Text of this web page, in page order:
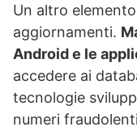
Un altro
aggiornamenti.
Android e le
accedere ai
tecnologie
numeri